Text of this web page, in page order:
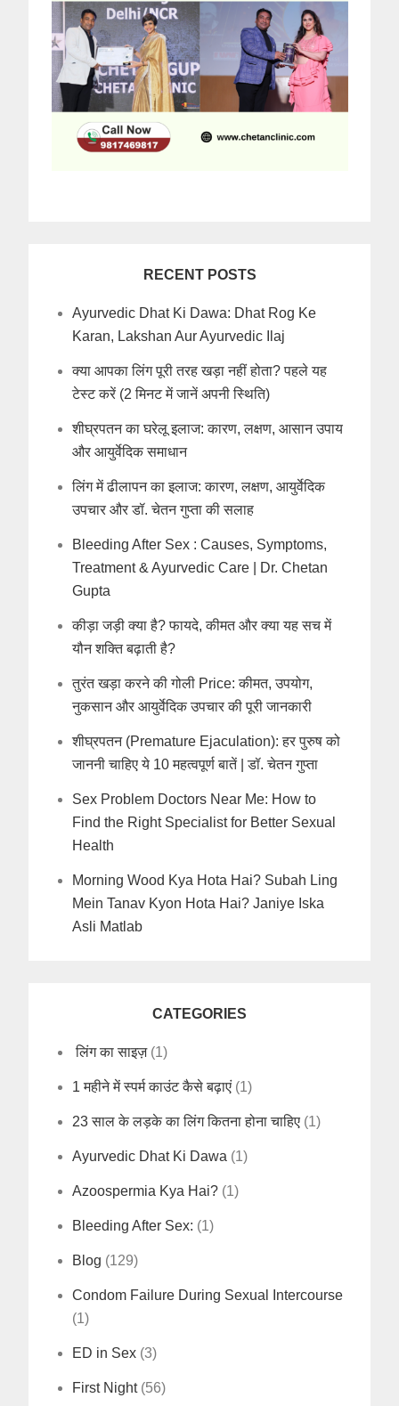
RECENT POSTS
Ayurvedic Dhat Ki Dawa: Dhat Rog Ke
Karan, Lakshan Aur Ayurvedic Ilaj
क्या आपका लिंग पूरी तरह खड़ा नहीं होता? पहले यह
टेस्ट करें (2 मिनट में जानें अपनी स्थिति)
शीघ्रपतन का घरेलू इलाज: कारण, लक्षण, आसान उपाय
और आयुर्वेदिक समाधान
लिंग में ढीलापन का इलाज: कारण, लक्षण, आयुर्वेदिक
उपचार और डॉ. चेतन गुप्ता की सलाह
Bleeding After Sex : Causes, Symptoms,
Treatment & Ayurvedic Care | Dr. Chetan
Gupta
कीड़ा जड़ी क्या है? फायदे, कीमत और क्या यह सच में
यौन शक्ति बढ़ाती है?
तुरंत खड़ा करने की गोली Price: कीमत, उपयोग,
नुकसान और आयुर्वेदिक उपचार की पूरी जानकारी
शीघ्रपतन (Premature Ejaculation): हर पुरुष को
जाननी चाहिए ये 10 महत्वपूर्ण बातें | डॉ. चेतन गुप्ता
Sex Problem Doctors Near Me: How to
Find the Right Specialist for Better Sexual
Health
Morning Wood Kya Hota Hai? Subah Ling
Mein Tanav Kyon Hota Hai? Janiye Iska
Asli Matlab
CATEGORIES
लिंग का साइज़(1)
1 महीने में स्पर्म काउंट कैसे बढ़ाएं (1)
23 साल के लड़के का लिंग कितना होना चाहिए (1)
Ayurvedic Dhat Ki Dawa (1)
Azoospermia Kya Hai? (1)
Bleeding After Sex: (1)
Blog (129)
Condom Failure During Sexual Intercourse
(1)
ED in Sex (3)
First Night(56)